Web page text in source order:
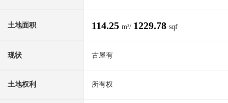
土地面积 114.25 m²/ 1229.78 sqf
现状 古屋有
土地权利 所有权